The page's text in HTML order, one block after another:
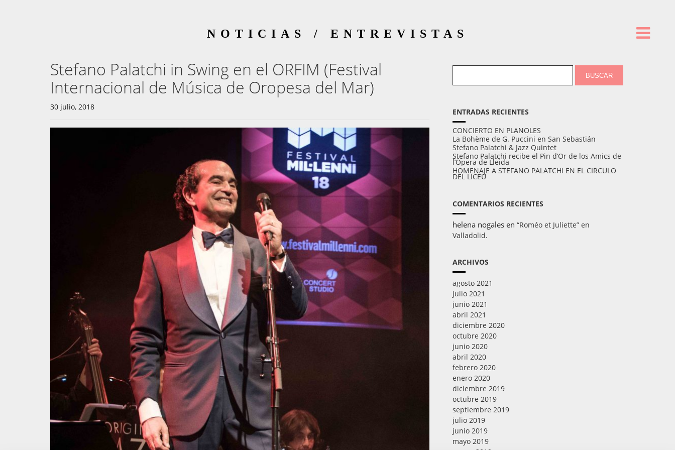
NOTICIAS / ENTREVISTAS
Stefano Palatchi in Swing en el ORFIM (Festival
Internacional de Música de Oropesa del Mar)
30 julio, 2018
ENTRADAS RECIENTES
CONCIERTO EN PLANOLES
La Bohème de G. Puccini en San Sebastián
Stefano Palatchi & Jazz Quintet
Stefano Palatchi recibe el Pin d’Or de los Amics de
l’Òpera de Lleida
HOMENAJE A STEFANO PALATCHI EN EL CIRCULO
DEL LICEU
COMENTARIOS RECIENTES
helena nogalesen “Roméo et Juliette” en
Valladolid.
ARCHIVOS
agosto 2021
julio 2021
junio 2021
abril 2021
diciembre 2020
octubre 2020
junio 2020
abril 2020
febrero 2020
enero 2020
diciembre 2019
octubre 2019
septiembre 2019
julio 2019
junio 2019
mayo 2019